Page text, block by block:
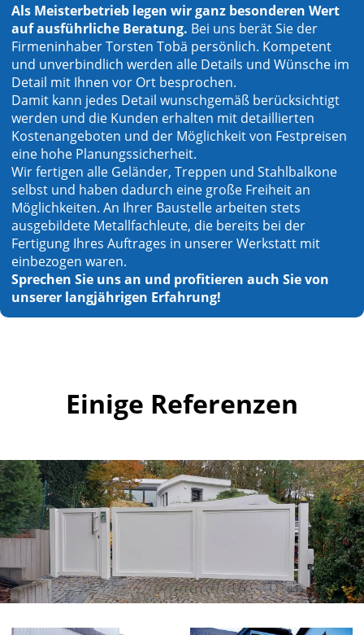
Als Meisterbetrieb legen wir ganz besonderen Wert
auf ausführliche Beratung. Bei uns berät Sie der
Firmeninhaber Torsten Tobä persönlich. Kompetent
und unverbindlich werden alle Details und Wünsche im
Detail mit Ihnen vor Ort besprochen.
Damit kann jedes Detail wunschgemäß berücksichtigt
werden und die Kunden erhalten mit detaillierten
Kostenangeboten und der Möglichkeit von Festpreisen
eine hohe Planungssicherheit.
Wir fertigen alle Geländer, Treppen und Stahlbalkone
selbst und haben dadurch eine große Freiheit an
Möglichkeiten. An Ihrer Baustelle arbeiten stets
ausgebildete Metallfachleute, die bereits bei der
Fertigung Ihres Auftrages in unserer Werkstatt mit
einbezogen waren.
Sprechen Sie uns an und profitieren auch Sie von
unserer langjährigen Erfahrung!
Einige Referenzen